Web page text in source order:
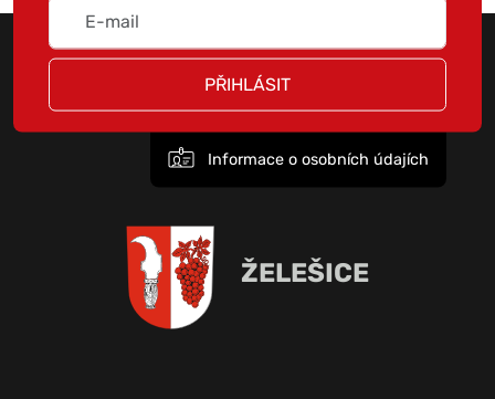
PŘIHLÁSIT
Informace o osobních údajích
ŽELEŠICE